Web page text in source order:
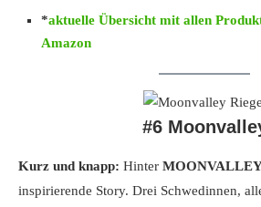
*aktuelle Übersicht mit allen
Amazon
#6
Kurz und knapp: Hinter
inspirierende Story. Drei Schwedinnen,